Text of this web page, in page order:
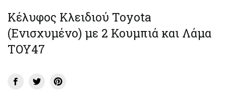
Κέλυφος Κλειδιού Toyota
(Ενισχυμένο) με 2 Κουμπιά και Λάμα
TOY47